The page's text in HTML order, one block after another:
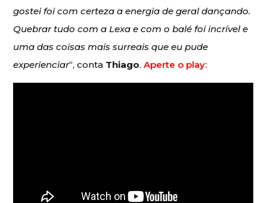
gostei foi com certeza a energia de geral dançando.
Quebrar tudo com a Lexa e com o balé foi incrível e
uma das coisas mais surreais que eu pude
experienciar“, conta Thiago.Aperte o play: